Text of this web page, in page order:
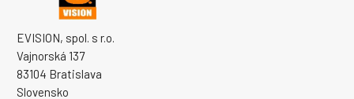
EVISION, spol. s r.o.
Vajnorská 137
83104 Bratislava
Slovensko